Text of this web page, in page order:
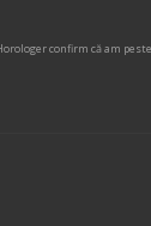
confirm că am